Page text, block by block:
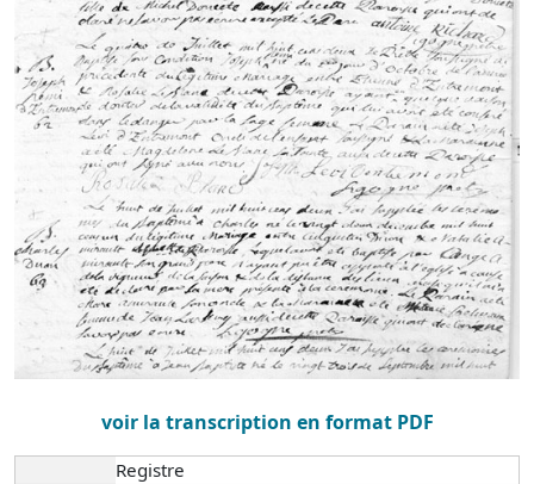
voir la transcription en format PDF
Registre